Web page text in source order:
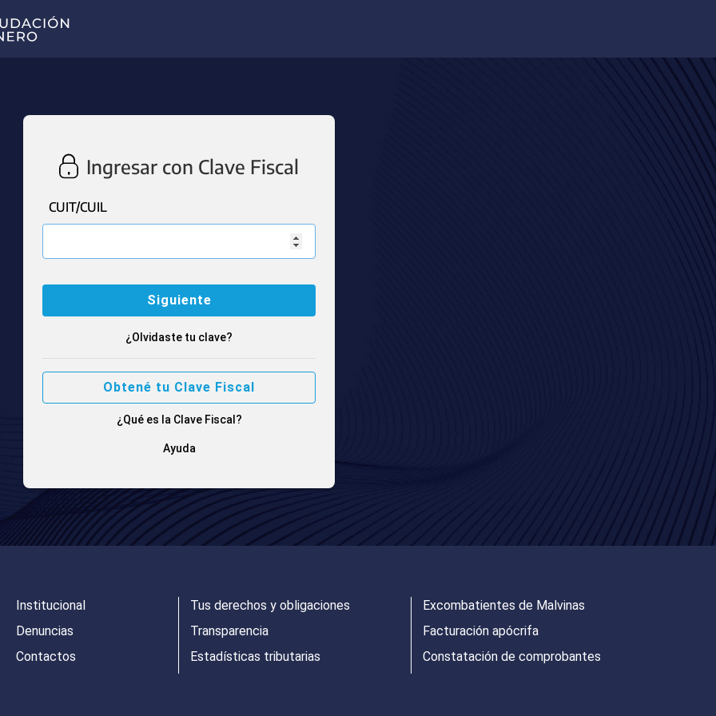
Ingresar con Clave Fiscal
CUIT/CUIL
¿Olvidaste tu clave?
Obtené tu Clave Fiscal
¿Qué es la Clave Fiscal?
Ayuda
Institucional
Denuncias
Contactos
Tus derechos y obligaciones
Transparencia
Estadísticas tributarias
Excombatientes de Malvinas
Facturación apócrifa
Constatación de comprobantes